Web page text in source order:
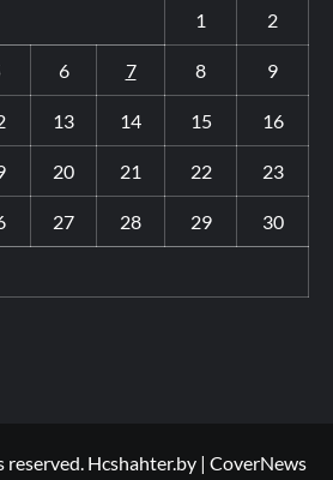
1 2
6 7 8 9
13 14 15 16
20 21 22 23
27 28 29 30
Hcshahter.by | CoverNews